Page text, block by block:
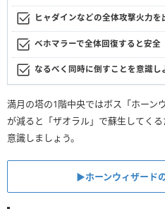
ヒャダインなどの全体攻撃火力を
ベホマラーで全体回復すると安全
なるべく同時に倒すことを意識し
満月の塔の1階中央ではボス「ホーン
が減ると「ザオラル」で蘇生してく
意識しましょう。
▶︎ホーンウィザード